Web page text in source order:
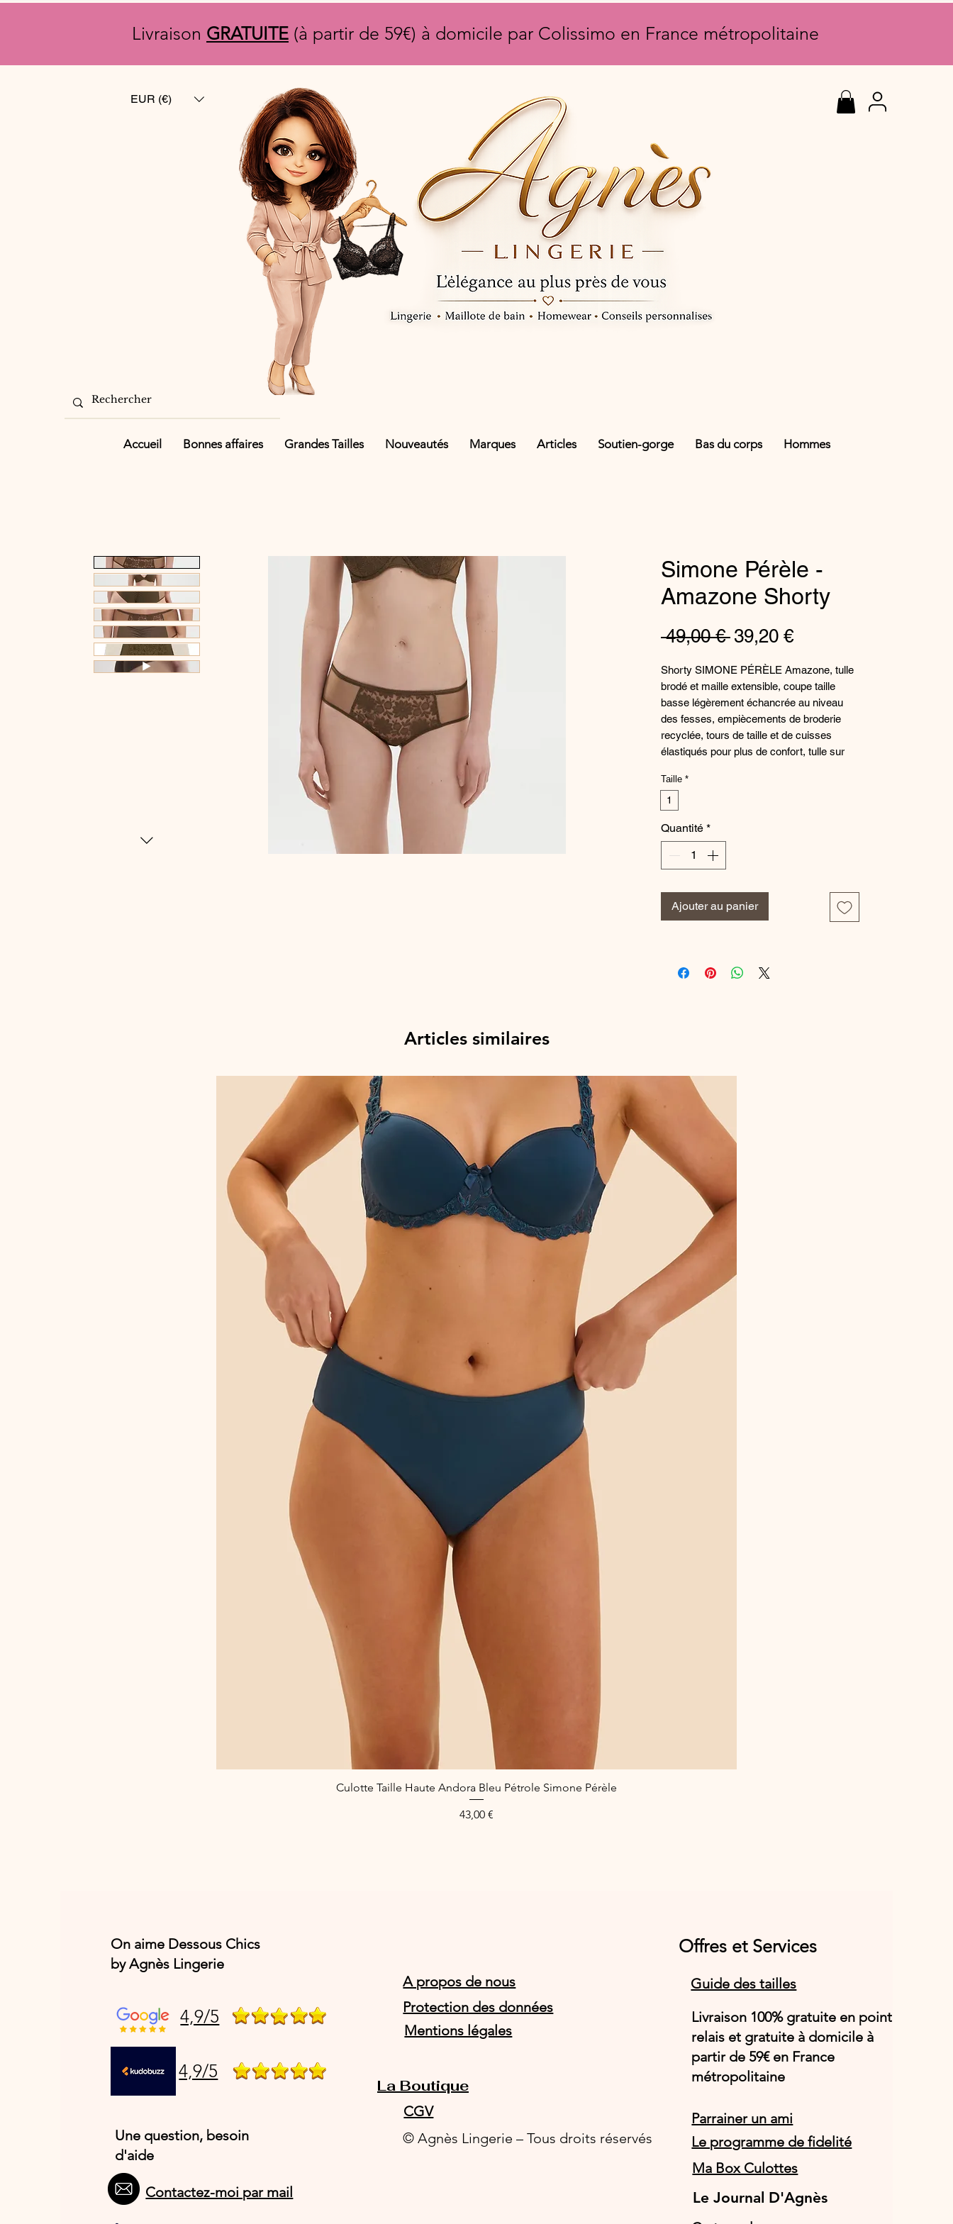
Livraison GRATUITE (à partir de 59€) à domicile par Colissimo en France métropolitaine
EUR (€)
Accueil Bonnes affaires Grandes Tailles Nouveautés Marques Articles Soutien-gorge Bas du corps Hommes
Simone Pérèle -
Amazone Shorty
49,00 € Prix
original
39,20 €Prix
Shorty SIMONE PÉRÈLE Amazone, tulle
brodé et maille extensible, coupe taille
basse légèrement échancrée au niveau
des fesses, empiècements de broderie
recyclée, tours de taille et de cuisses
élastiqués pour plus de confort, tulle sur
l'arrière, bords francs à l'arrière pour une
parfaite invisibilité sous les vêtements,
À propos de Amazone : Irrésistiblement
fraîche, cette ligne sophistiquée
sublimer vos courbes au quotidien.
Composition : 48% Polyamide, 21%
Taille *
1
Quantité *
Ajouter au panier
Articles similaires
Aperçu rapide
Culotte Taille Haute Andora Bleu Pétrole Simone Pérèle
Prix
43,00 €
On aime Dessous Chics
by Agnès Lingerie
4,9/5
4,9/5
Une question, besoin
d'aide
Contactez-moi par mail
Offres et Services
A propos de nous
Protection des données
Mentions légales
Guide des tailles
Livraison 100% gratuite en point
relais et gratuite à domicile à
partir de 59€ en France
métropolitaine
CGV
Parrainer un ami
Le programme de fidelité
© Agnès Lingerie – Tous droits réservés
Ma Box Culottes
Le Journal D'Agnès
Le Journal D'Agnès
La Boutique